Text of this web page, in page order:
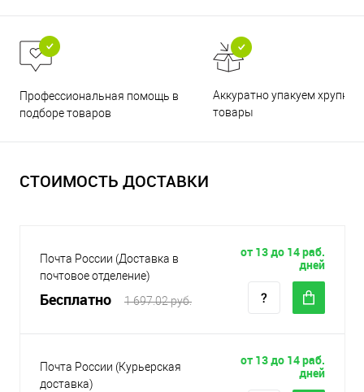
Профессиональная помощь в
подборе товаров
Аккуратно упакуем хрупкие
товары
СТОИМОСТЬ ДОСТАВКИ
Почта России (Доставка в
почтовое отделение)
Бесплатно 1 697.02 руб.
от 13 до 14 раб.
дней
Почта России (Курьерская
доставка)
от 13 до 14 раб.
дней